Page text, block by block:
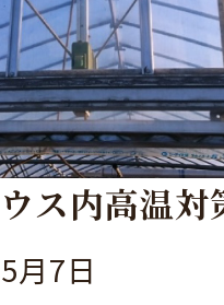
ス内高温対
月7日